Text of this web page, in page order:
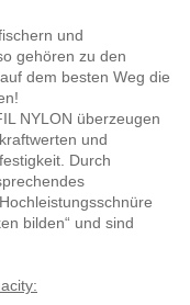
und
gehören zu den
dem besten Weg die
NYLON überzeugen
und
Durch
bilden“ und sind